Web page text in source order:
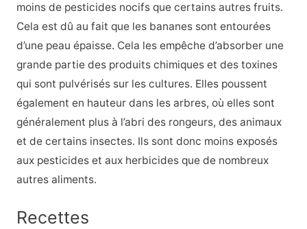
moins de pesticides nocifs que certains autres fruits.
Cela est dû au fait que les bananes sont entourées
d’une peau épaisse. Cela les empêche d’absorber une
grande partie des produits chimiques et des toxines
qui sont pulvérisés sur les cultures. Elles poussent
également en hauteur dans les arbres, où elles sont
généralement plus à l’abri des rongeurs, des animaux
et de certains insectes. Ils sont donc moins exposés
aux pesticides et aux herbicides que de nombreux
autres aliments.
Recettes